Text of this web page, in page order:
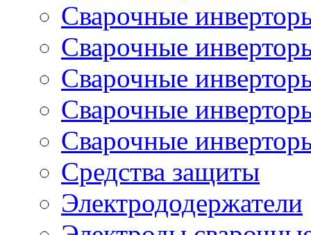
Сварочные
Сварочные
Сварочные
Сварочные
Сварочные
Средства защиты
Электрододержатели